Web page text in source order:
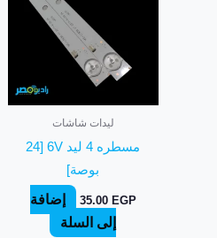
ليدات شاشات
مسطره 4 ليد 6V [24
بوصة]
35.00 EGP
إضافة
إلى السلة